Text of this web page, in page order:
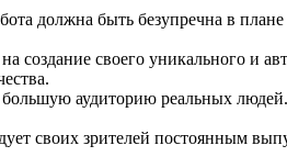
должна быть безупречна в
создание своего уникального и
аудиторию реальных
своих зрителей постоянным